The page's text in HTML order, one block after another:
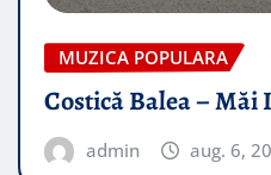
MUZICA POPULARA
Costică Balea – Măi
admin aug. 6,